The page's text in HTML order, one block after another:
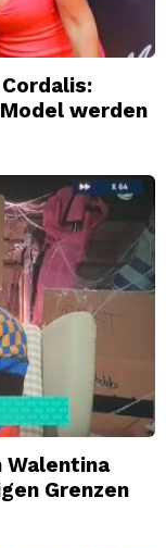
werden
Walentina
Grenzen